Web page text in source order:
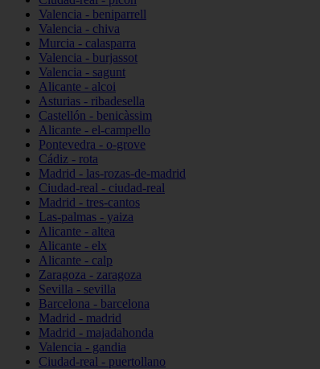
Valencia - beniparrell
Valencia - chiva
Murcia - calasparra
Valencia - burjassot
Valencia - sagunt
Alicante - alcoi
Asturias - ribadesella
Castellón - benicàssim
Alicante - el-campello
Pontevedra - o-grove
Cádiz - rota
Madrid - las-rozas-de-madrid
Ciudad-real - ciudad-real
Madrid - tres-cantos
Las-palmas - yaiza
Alicante - altea
Alicante - elx
Alicante - calp
Zaragoza - zaragoza
Sevilla - sevilla
Barcelona - barcelona
Madrid - madrid
Madrid - majadahonda
Valencia - gandia
Ciudad-real - puertollano